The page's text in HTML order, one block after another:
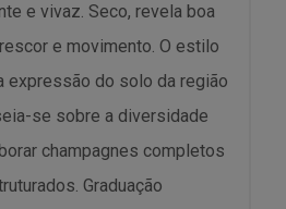
e vivaz. Seco, revela boa
e movimento. O estilo
expressão do solo da região
se sobre a diversidade
champagnes completos
Graduação